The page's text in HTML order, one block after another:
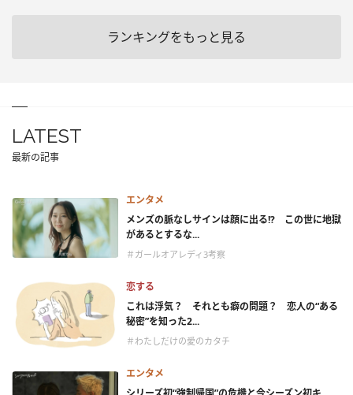
ランキングをもっと見る
LATEST
最新の記事
エンタメ
メンズの脈なしサインは顔に出る!? この世に地獄
があるとするな...
＃ガールオアレディ3考察
恋する
これは浮気？ それとも癖の問題？ 恋人の“ある
秘密”を知った2...
＃わたしだけの愛のカタチ
エンタメ